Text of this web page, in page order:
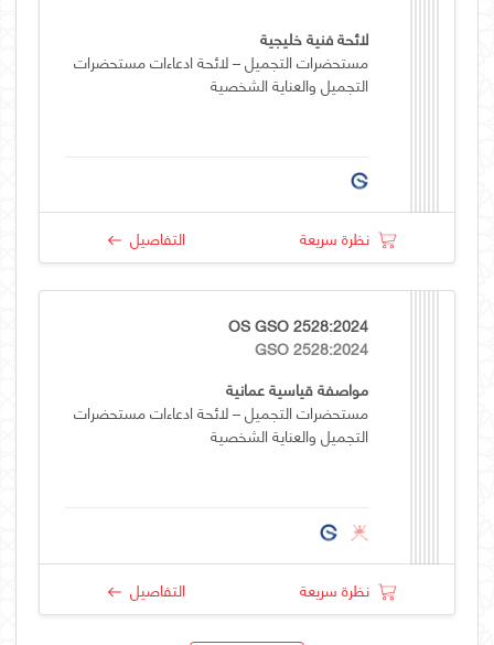
لائحة فنية خليجية
مستحضرات التجميل – لائحة ادعاءات مستحضرات
التجميل والعناية الشخصية
نظرة سريعة التفاصيل
OS GSO 2528:2024
GSO 2528:2024
مواصفة قياسية عمانية
مستحضرات التجميل – لائحة ادعاءات مستحضرات
التجميل والعناية الشخصية
نظرة سريعة التفاصيل